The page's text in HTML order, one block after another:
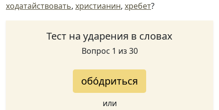
ходатайствовать, христианин, хребет?
Тест на ударения в словах
Вопрос 1 из 30
обо́дриться
или